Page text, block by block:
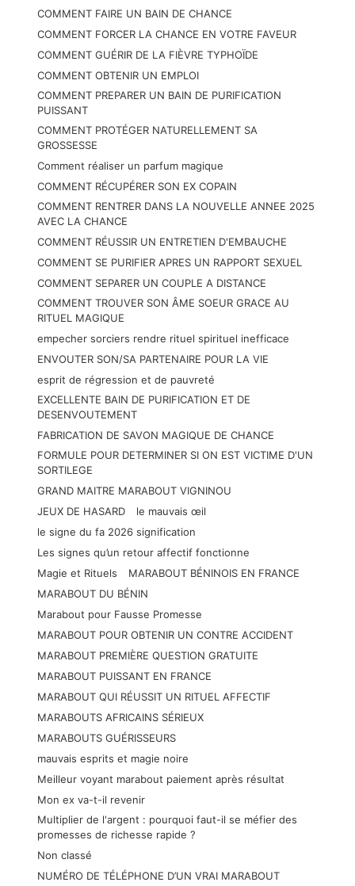
COMMENT FAIRE UN BAIN DE CHANCE
COMMENT FORCER LA CHANCE EN VOTRE FAVEUR
COMMENT GUÉRIR DE LA FIÈVRE TYPHOÏDE
COMMENT OBTENIR UN EMPLOI
COMMENT PREPARER UN BAIN DE PURIFICATION
PUISSANT
COMMENT PROTÉGER NATURELLEMENT SA
GROSSESSE
Comment réaliser un parfum magique
COMMENT RÉCUPÉRER SON EX COPAIN
COMMENT RENTRER DANS LA NOUVELLE ANNEE 2025
AVEC LA CHANCE
COMMENT RÉUSSIR UN ENTRETIEN D'EMBAUCHE
COMMENT SE PURIFIER APRES UN RAPPORT SEXUEL
COMMENT SEPARER UN COUPLE A DISTANCE
COMMENT TROUVER SON ÂME SOEUR GRACE AU
RITUEL MAGIQUE
empecher sorciers rendre rituel spirituel inefficace
ENVOUTER SON/SA PARTENAIRE POUR LA VIE
esprit de régression et de pauvreté
EXCELLENTE BAIN DE PURIFICATION ET DE
DESENVOUTEMENT
FABRICATION DE SAVON MAGIQUE DE CHANCE
FORMULE POUR DETERMINER SI ON EST VICTIME D'UN
SORTILEGE
GRAND MAITRE MARABOUT VIGNINOU
JEUX DE HASARD
le mauvais œil
le signe du fa 2026 signification
Les signes qu’un retour affectif fonctionne
Magie et Rituels
MARABOUT BÉNINOIS EN FRANCE
MARABOUT DU BÉNIN
Marabout pour Fausse Promesse
MARABOUT POUR OBTENIR UN CONTRE ACCIDENT
MARABOUT PREMIÈRE QUESTION GRATUITE
MARABOUT PUISSANT EN FRANCE
MARABOUT QUI RÉUSSIT UN RITUEL AFFECTIF
MARABOUTS AFRICAINS SÉRIEUX
MARABOUTS GUÉRISSEURS
mauvais esprits et magie noire
Meilleur voyant marabout paiement après résultat
Mon ex va-t-il revenir
Multiplier de l'argent : pourquoi faut-il se méfier des
promesses de richesse rapide ?
Non classé
NUMÉRO DE TÉLÉPHONE D’UN VRAI MARABOUT